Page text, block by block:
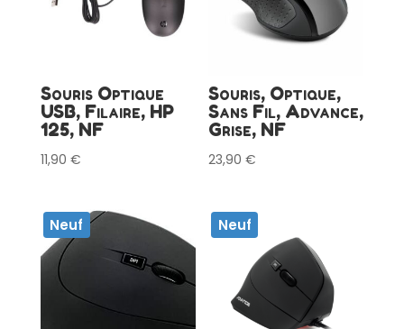
Souris Optique
USB, Filaire, HP
125, NF
11,90 €
Souris, Optique,
Sans Fil, Advance,
Grise, NF
23,90€
Neuf Neuf